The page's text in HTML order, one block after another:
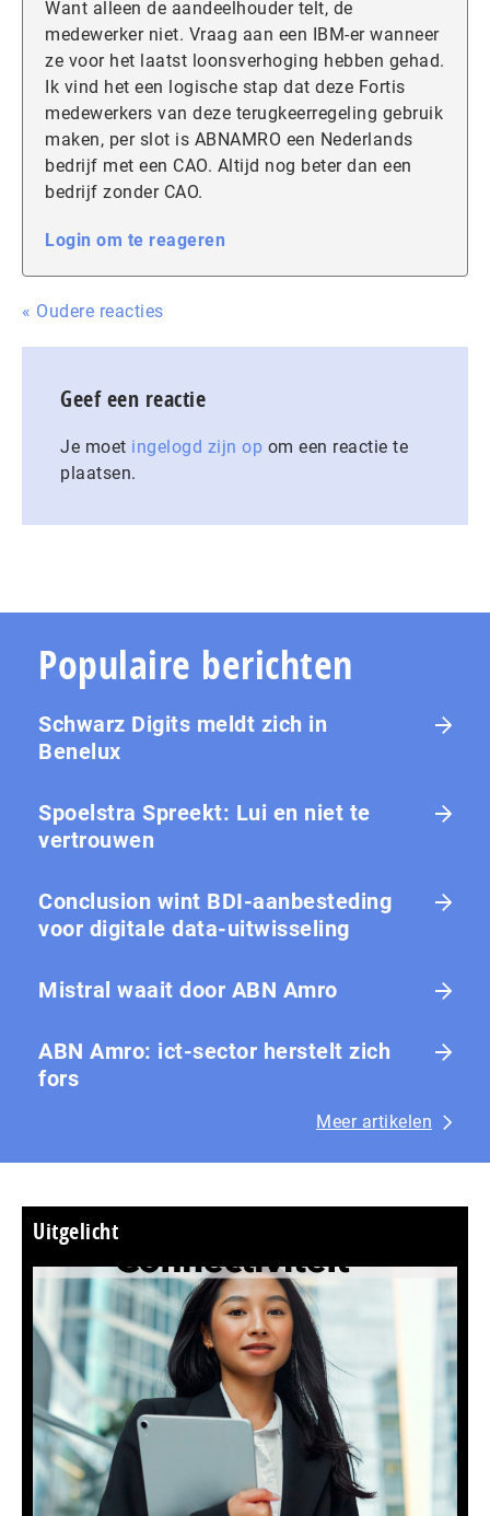
Want alleen de aandeelhouder telt, de
medewerker niet. Vraag aan een IBM-er wanneer
ze voor het laatst loonsverhoging hebben gehad.
Ik vind het een logische stap dat deze Fortis
medewerkers van deze terugkeerregeling gebruik
maken, per slot is ABNAMRO een Nederlands
bedrijf met een CAO. Altijd nog beter dan een
bedrijf zonder CAO.
Login om te reageren
« Oudere reacties
Geef een reactie
Je moet ingelogd zijn op om een reactie te
plaatsen.
Populaire berichten
Schwarz Digits meldt zich in
Benelux
Spoelstra Spreekt: Lui en niet te
vertrouwen
Conclusion wint BDI-aanbesteding
voor digitale data-uitwisseling
Mistral waait door ABN Amro
ABN Amro: ict-sector herstelt zich
fors
Meer artikelen
Uitgelicht